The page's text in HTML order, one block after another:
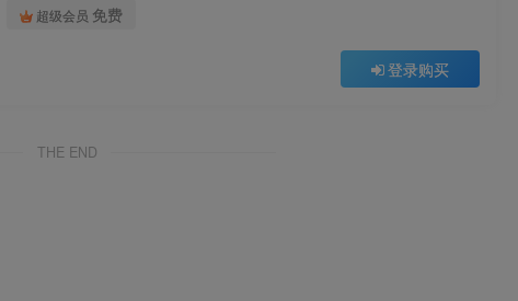
超级会员 免费
登录购买
THE END